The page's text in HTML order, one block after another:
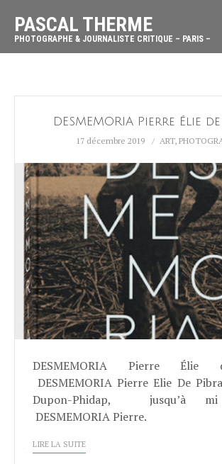
PASCAL THERME
PHOTOGRAPHE & JOURNALISTE CRITIQUE – PARIS –
DESMEMORIA Pierre Élie
17 décembre 2019 ART,
DESMEMORIA Pierre Élie
DESMEMORIA Pierre Elie De
Dupon-Phidap, jusqu’à mi
DESMEMORIA Pierre.
LIRE LA SUITE